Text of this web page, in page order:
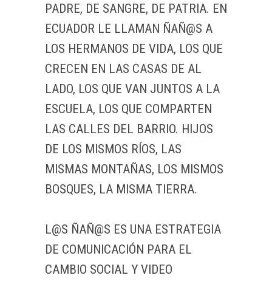
PADRE, DE SANGRE, DE PATRIA. EN
ECUADOR LE LLAMAN ÑAÑ@S A
LOS HERMANOS DE VIDA, LOS QUE
CRECEN EN LAS CASAS DE AL
LADO, LOS QUE VAN JUNTOS A LA
ESCUELA, LOS QUE COMPARTEN
LAS CALLES DEL BARRIO. HIJOS
DE LOS MISMOS RÍOS, LAS
MISMAS MONTAÑAS, LOS MISMOS
BOSQUES, LA MISMA TIERRA.
L@S ÑAÑ@S ES UNA ESTRATEGIA
DE COMUNICACIÓN PARA EL
CAMBIO SOCIAL Y VIDEO